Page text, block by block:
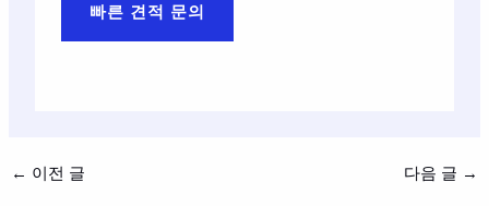
빠른 견적 문의
← 이전 글 다음 글 →